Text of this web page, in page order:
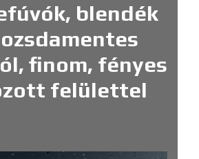
blendék
finom, fényes
felülettel